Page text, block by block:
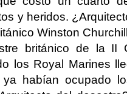
y heridos.
Winston
británico de la II
los Royal Marines
ya habían ocupado